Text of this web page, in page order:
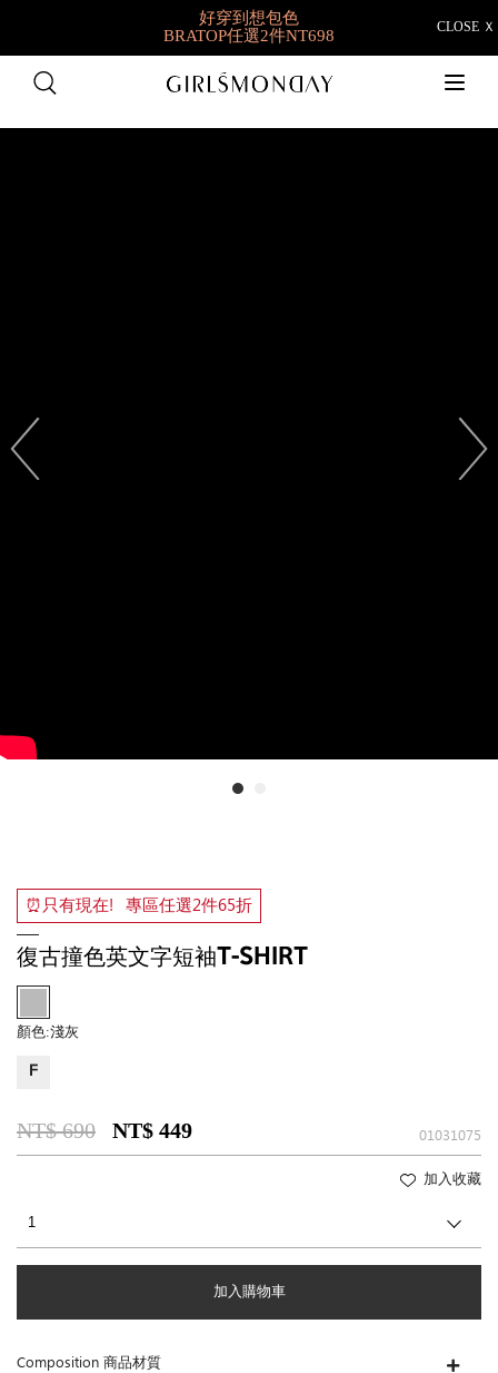
CLOSE Ｘ
好穿到想包色
BRATOP任選2件NT698
快閃限定👉羽彈棉
1件9折/2件88折/3件85折
⏰只有現在！專區任選2件65折
復古撞色英文字短袖T-SHIRT
顏色:淺灰
F
NT$ 690 NT$ 449 01031075
加入收藏
加入購物車
Composition 商品材質